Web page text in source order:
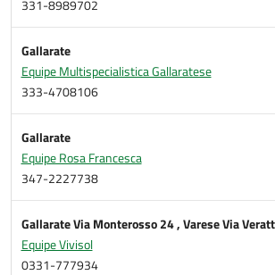
331-8989702
Gallarate
Equipe Multispecialistica Gallaratese
333-4708106
Gallarate
Equipe Rosa Francesca
347-2227738
Gallarate Via Monterosso 24 , Varese Via
Equipe Vivisol
0331-777934